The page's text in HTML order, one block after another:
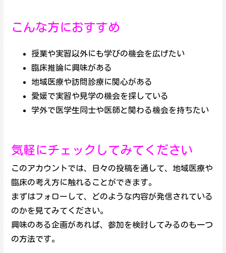
こんな方におすすめ
授業や実習以外にも学びの機会を広げたい
臨床推論に興味がある
地域医療や訪問診療に関心がある
愛媛で実習や見学の機会を探している
学外で医学生同士や医師と関わる機会を持ちたい
気軽にチェックしてみてください
このアカウントでは、日々の投稿を通して、地域医療や
臨床の考え方に触れることができます。
まずはフォローして、どのような内容が発信されている
のかを見てみてください。
興味のある企画があれば、参加を検討してみるのも一つ
の方法です。